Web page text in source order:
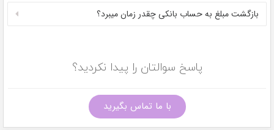
بازگشت مبلغ به حساب بانکی چقدر زمان میبرد؟
پاسخ سوالتان را پیدا نکردید؟
با ما تماس بگیرید